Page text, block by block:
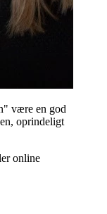
være en god
oprindeligt
online